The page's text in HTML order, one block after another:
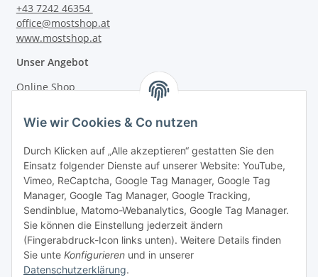
+43 7242 46354
office@mostshop.at
www.mostshop.at
Unser Angebot
Online Shop
Informationen
Gesetzliche Informationen
Wie wir Cookies & Co nutzen
Durch Klicken auf „Alle akzeptieren“ gestatten Sie den
Einsatz folgender Dienste auf unserer Website: YouTube,
Vimeo, ReCaptcha, Google Tag Manager, Google Tag
Manager, Google Tag Manager, Google Tracking,
Sendinblue, Matomo-Webanalytics, Google Tag Manager.
Sie können die Einstellung jederzeit ändern
(Fingerabdruck-Icon links unten). Weitere Details finden
Sie unte Konfigurieren und in unserer
Datenschutzerklärung.